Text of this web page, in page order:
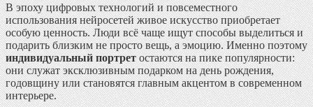
В эпоху цифровых технологий и повсеместного
использования нейросетей живое искусство приобретает
особую ценность. Люди всё чаще ищут способы выделиться и
подарить близким не просто вещь, а эмоцию. Именно поэтому
индивидуальный портретостаются на пике популярности:
они служат эксклюзивным подарком на день рождения,
годовщину или становятся главным акцентом в современном
интерьере.